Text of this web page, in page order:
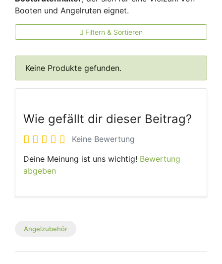
Booten und Angelruten eignet.
Filtern & Sortieren
Keine Produkte gefunden.
Wie gefällt dir dieser Beitrag?
Keine Bewertung
Deine Meinung ist uns wichtig! Bewertung
abgeben
Angelzubehör